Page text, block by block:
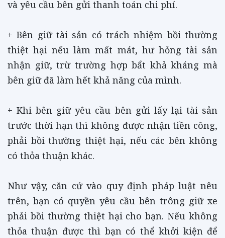
và yêu cầu bên gửi thanh toán chi phí.
+ Bên giữ tài sản có trách nhiệm bồi thường
thiệt hại nếu làm mất mát, hư hỏng tài sản
nhận giữ, trừ trường hợp bẩt khả kháng mà
bên giữ đã làm hết khả năng của mình.
+ Khi bên giữ yêu cầu bên gửi lấy lại tài sản
trước thời hạn thì không được nhận tiền công,
phải bồi thường thiệt hại, nếu các bên không
có thỏa thuận khác.
Như vậy, căn cứ vào quy định pháp luật nêu
trên, bạn có quyền yêu cầu bên trông giữ xe
phải bồi thường thiệt hại cho bạn. Nếu không
thỏa thuận được thì bạn có thể khởi kiện để